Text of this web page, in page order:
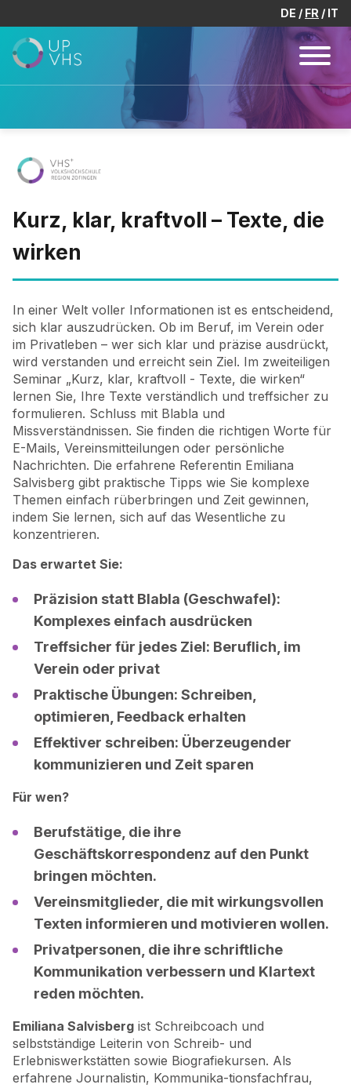
DE FR IT
Kurz, klar, kraftvoll – Texte, die
wirken
In einer Welt voller Informationen ist es entscheidend,
sich klar auszudrücken. Ob im Beruf, im Verein oder
im Privatleben – wer sich klar und präzise ausdrückt,
wird verstanden und erreicht sein Ziel. Im zweiteiligen
Seminar „Kurz, klar, kraftvoll - Texte, die wirken“
lernen Sie, Ihre Texte verständlich und treffsicher zu
formulieren. Schluss mit Blabla und
Missverständnissen. Sie finden die richtigen Worte für
E-Mails, Vereinsmitteilungen oder persönliche
Nachrichten. Die erfahrene Referentin Emiliana
Salvisberg gibt praktische Tipps wie Sie komplexe
Themen einfach rüberbringen und Zeit gewinnen,
indem Sie lernen, sich auf das Wesentliche zu
konzentrieren.
Das erwartet Sie:
Präzision statt Blabla (Geschwafel):
Komplexes einfach ausdrücken
Treffsicher für jedes Ziel: Beruflich, im
Verein oder privat
Praktische Übungen: Schreiben,
optimieren, Feedback erhalten
Effektiver schreiben: Überzeugender
kommunizieren und Zeit sparen
Für wen?
Berufstätige, die ihre
Geschäftskorrespondenz auf den Punkt
bringen möchten.
Vereinsmitglieder, die mit wirkungsvollen
Texten informieren und motivieren wollen.
Privatpersonen, die ihre schriftliche
Kommunikation verbessern und Klartext
reden möchten.
Emiliana Salvisberg ist Schreibcoach und
selbstständige Leiterin von Schreib- und
Erlebniswerkstätten sowie Biografiekursen. Als
erfahrene Journalistin, Kommunika-tionsfachfrau,